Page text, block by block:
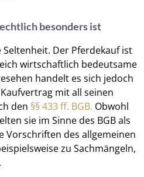
besonders ist
Seltenheit. Der Pferdekauf ist
wirtschaftlich bedeutsame
handelt es sich jedoch
mit all seinen
den §§ 433 ff. BGB. Obwohl
sie im Sinne des BGB als
Vorschriften des allgemeinen
zu Sachmängeln,